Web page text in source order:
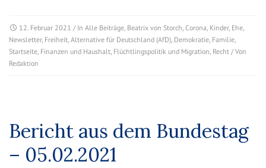
12. Februar 2021 / In Alle Beiträge, Beatrix von Storch, Corona, Kinder, Ehe,
Newsletter, Freiheit, Alternative für Deutschland (AfD), Demokratie, Familie,
Startseite, Finanzen und Haushalt, Flüchtlingspolitik und Migration, Recht / Von
Redaktion
Bericht aus dem Bundestag
– 05.02.2021